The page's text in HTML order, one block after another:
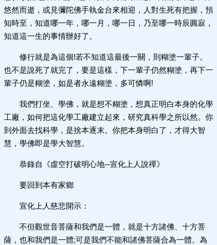
悠然而逝，或見彌陀佛手執金台來相迎，人對生死有把握，預
知時至，知道哪一年，哪一月，哪一日，乃至哪一時辰圓寂，
知道這一生的事情辦好了。
修行就是為這個!若不知道這最後一關，則糊塗一輩子。
也不是說死了就完了，要是這樣，下一輩子仍然糊塗，再下一
輩子仍是糊塗，如是者永遠糊塗，多可憐啊!
我們打坐、學佛，就是想不糊塗，想真正明白本身的化學
工廠，如何把這化學工廠建立起來，研究真科學之所以然。你
到外面去找科學，是捨本逐末。你把本身明白了，才得大智
慧，學佛即是學大智慧。
恭錄自《虛空打破明心地─宣化上人說禪》
要回到本有家鄉
宣化上人慈悲開示：
不但觀世音菩薩和我們是一體，就是十方諸佛、十方菩
薩，也和我們是一體;可是我們不能和諸佛菩薩合為一體。為